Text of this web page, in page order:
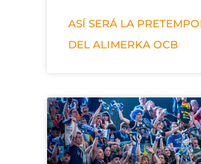
ASÍ SERÁ LA
DEL ALIMERKA OCB